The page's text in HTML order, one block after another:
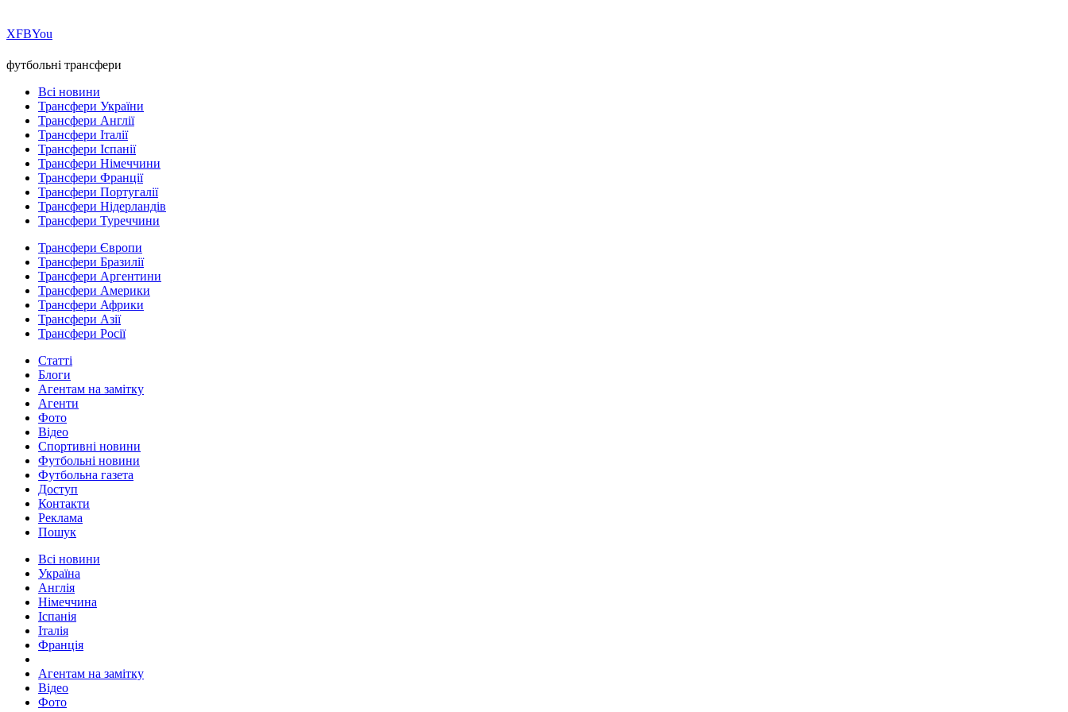
ХFBYou
футбольні трансфери
Всі новини
Трансфери України
Трансфери Англії
Трансфери Італії
Трансфери Іспанії
Трансфери Німеччини
Трансфери Франції
Трансфери Португалії
Трансфери Нідерландів
Трансфери Туреччини
Трансфери Європи
Трансфери Бразилії
Трансфери Аргентини
Трансфери Америки
Трансфери Африки
Трансфери Азії
Трансфери Росії
Статті
Блоги
Агентам на замітку
Агенти
Фото
Відео
Спортивні новини
Футбольні новини
Футбольна газета
Доступ
Контакти
Реклама
Пошук
Всі новини
Україна
Англія
Німеччина
Іспанія
Італія
Франція
Агентам на замітку
Відео
Фото